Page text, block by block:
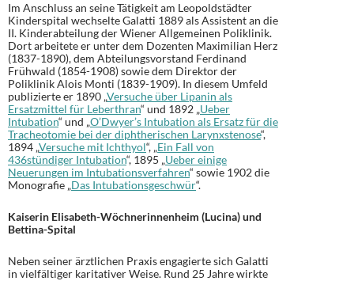
Im Anschluss an seine Tätigkeit am Leopoldstädter
Kinderspital wechselte Galatti 1889 als Assistent an die
II. Kinderabteilung der Wiener Allgemeinen Poliklinik.
Dort arbeitete er unter dem Dozenten Maximilian Herz
(1837-1890), dem Abteilungsvorstand Ferdinand
Frühwald (1854-1908) sowie dem Direktor der
Poliklinik Alois Monti (1839-1909). In diesem Umfeld
publizierte er 1890 „Versuche über Lipanin als
Ersatzmittel für Leberthran“ und 1892 „Ueber
Intubation“ und „O’Dwyer’s Intubation als Ersatz für die
Tracheotomie bei der diphtherischen Larynxstenose“,
1894 „Versuche mit Ichthyol“, „Ein Fall von
436stündiger Intubation“, 1895 „Ueber einige
Neuerungen im Intubationsverfahren“ sowie 1902 die
Monografie „Das Intubationsgeschwür“.
Kaiserin Elisabeth-Wöchnerinnenheim (Lucina) und
Bettina-Spital
Neben seiner ärztlichen Praxis engagierte sich Galatti
in vielfältiger karitativer Weise. Rund 25 Jahre wirkte